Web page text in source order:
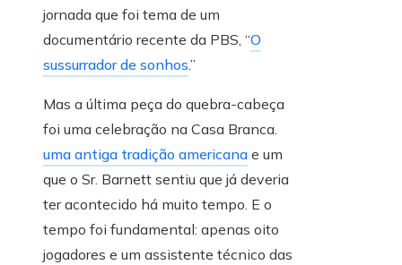
jornada que foi tema de um
documentário recente da PBS, “O
sussurrador de sonhos.”
Mas a última peça do quebra-cabeça
foi uma celebração na Casa Branca.
uma antiga tradição americana e um
que o Sr. Barnett sentiu que já deveria
ter acontecido há muito tempo. E o
tempo foi fundamental: apenas oito
jogadores e um assistente técnico das